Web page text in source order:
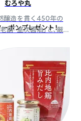
むろや丸
醸造を貫く450年の
舗「室次醤油」と、厳
ブランドです
ポンプレゼント！